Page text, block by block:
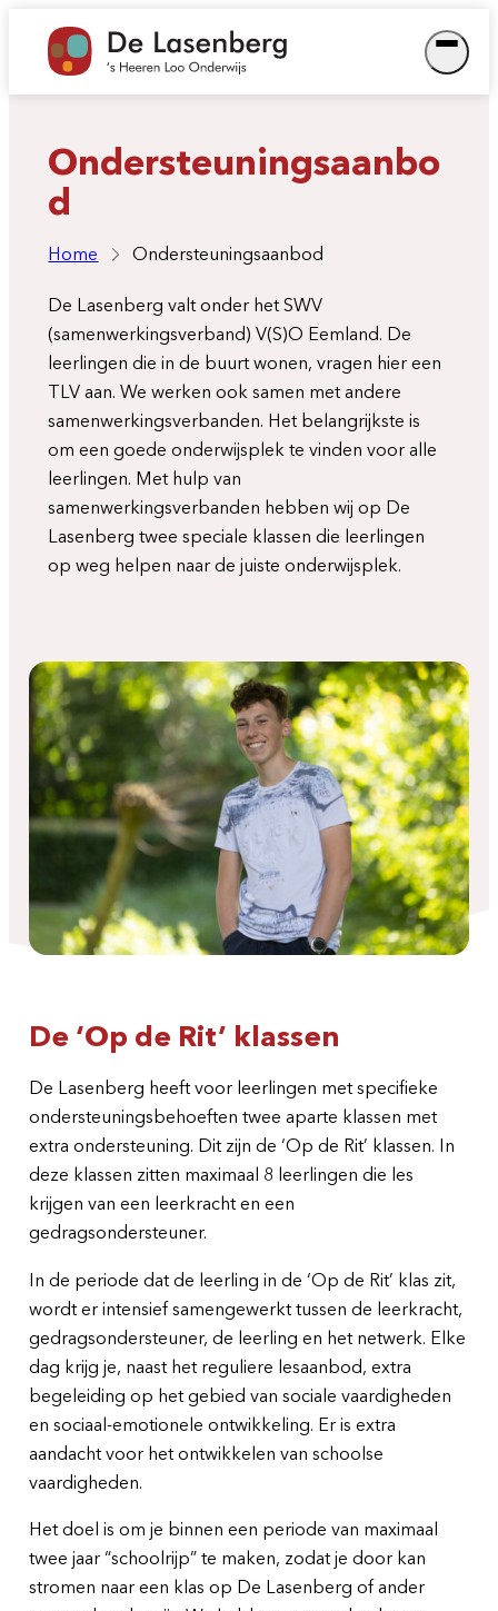
Ondersteuningsaanbo
d
Home Ondersteuningsaanbod
De Lasenberg valt onder het SWV
(samenwerkingsverband) V(S)O Eemland. De
leerlingen die in de buurt wonen, vragen hier een
TLV aan. We werken ook samen met andere
samenwerkingsverbanden. Het belangrijkste is
om een goede onderwijsplek te vinden voor alle
leerlingen. Met hulp van
samenwerkingsverbanden hebben wij op De
Lasenberg twee speciale klassen die leerlingen
op weg helpen naar de juiste onderwijsplek.
De ‘Op de Rit’ klassen
De Lasenberg heeft voor leerlingen met specifieke
ondersteuningsbehoeften twee aparte klassen met
extra ondersteuning. Dit zijn de ‘Op de Rit’ klassen. In
deze klassen zitten maximaal 8 leerlingen die les
krijgen van een leerkracht en een
gedragsondersteuner.
In de periode dat de leerling in de ‘Op de Rit’ klas zit,
wordt er intensief samengewerkt tussen de leerkracht,
gedragsondersteuner, de leerling en het netwerk. Elke
dag krijg je, naast het reguliere lesaanbod, extra
begeleiding op het gebied van sociale vaardigheden
en sociaal-emotionele ontwikkeling. Er is extra
aandacht voor het ontwikkelen van schoolse
vaardigheden.
Het doel is om je binnen een periode van maximaal
twee jaar “schoolrijp” te maken, zodat je door kan
stromen naar een klas op De Lasenberg of ander